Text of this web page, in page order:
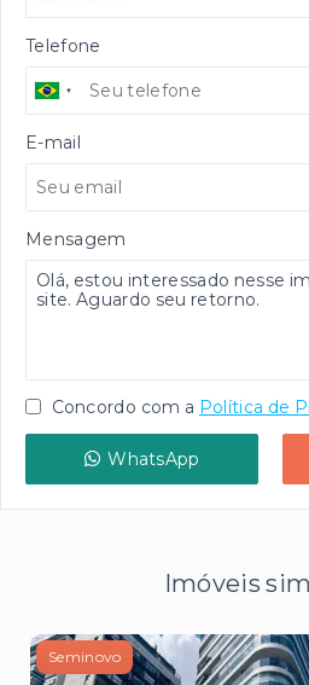
Telefone
E-mail
Mensagem
Concordo com a Política de
WhatsApp
Imóveis
Seminovo